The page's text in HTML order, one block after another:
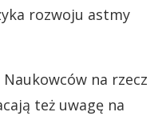
rozwoju astmy
na rzecz
też uwagę na